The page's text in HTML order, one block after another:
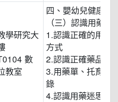
學研究大
數
教室
四、嬰幼兒健康照
（三）認識用藥常
1.認識正確的用藥
方式
2.認識正確藥品保
3.用藥單、托育日
錄
4.認識用藥迷思